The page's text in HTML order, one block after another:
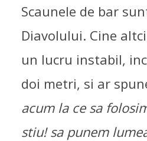
Scaunele de bar
Diavolului. Cine
un lucru instabil,
doi metri, si ar
acum la ce sa
stiu! sa punem